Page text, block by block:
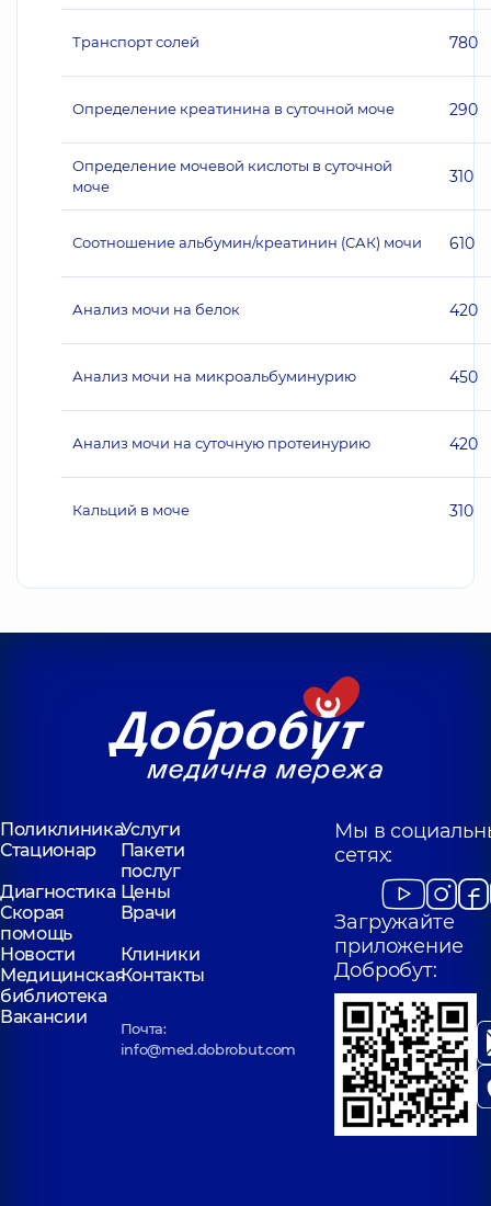
Транспорт солей 780
Определение креатинина в суточной моче 290
Определение мочевой кислоты в суточной
моче
310
Соотношение альбумин/креатинин (САК) мочи 610
Анализ мочи на белок 420
Анализ мочи на микроальбуминурию 450
Анализ мочи на суточную протеинурию 420
Кальций в моче 310
ПоликлиникаУслуги
Стационар
Пакети
послуг
Диагностика Цены
Скорая
помощь
Врачи
Новости
Клиники
Медицинская
библиотека
Контакты
Вакансии
Почта:
info@med.dobrobut.com
Мы в
сетях:
Загружайте
приложение
Добробут: